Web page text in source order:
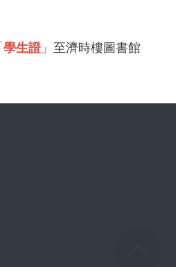
學⽣證」⾄濟時樓圖書館